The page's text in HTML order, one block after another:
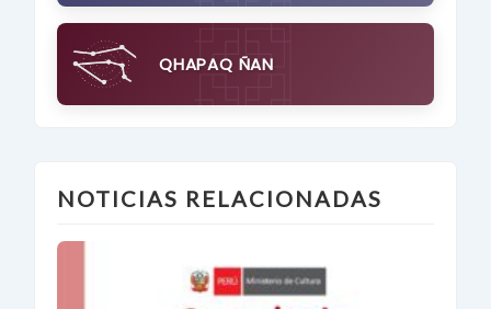
QHAPAQ ÑAN
NOTICIAS RELACIONADAS